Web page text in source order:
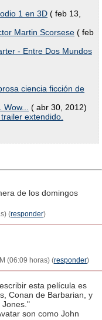
1 en 3D ( feb 13,
Martin Scorsese ( feb
- Entre Dos Mundos
ciencia ficción de
( abr 30, 2012)
extendido.
de los domingos
(responder)
(06:09 horas) (responder)
esta película es
Conan de Barbarian, y
Jones."
son como John